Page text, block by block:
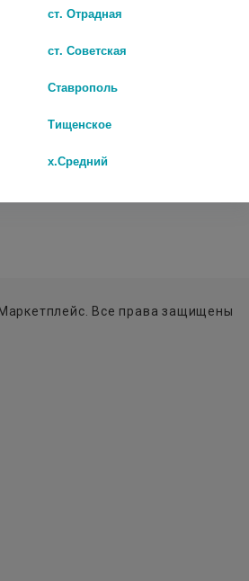
Все права защищены
ст. Отрадная
ст. Советская
Ставрополь
Тищенское
х.Средний